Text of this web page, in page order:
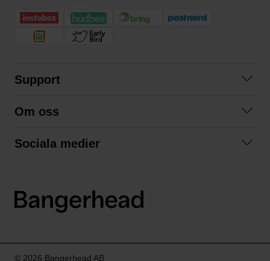
Support
Köpvillkor
Om oss
Våra fraktalternativ
Sociala medier
LinkedIn
© 2026 Bangerhead AB